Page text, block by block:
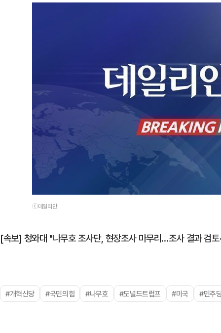
ⓒ데일리안
[속보] 청와대 "나무호 조사단, 현장조사 마무리…조사 결과 검토
#개혁신당 #국민의힘 #나무호 #도널드트럼프 #미국 #민주